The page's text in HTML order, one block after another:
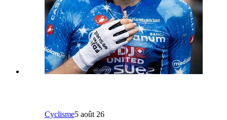
Cyclisme5 août 26